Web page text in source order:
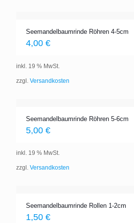
Seemandelbaumrinde Röhren 4-5cm
4,00 €
inkl. 19 % MwSt.
zzgl. Versandkosten
Seemandelbaumrinde Röhren 5-6cm
5,00 €
inkl. 19 % MwSt.
zzgl. Versandkosten
Seemandelbaumrinde Rollen 1-2cm
1,50 €